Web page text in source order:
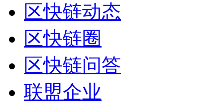
区快链动态
区快链圈
区快链问答
联盟企业